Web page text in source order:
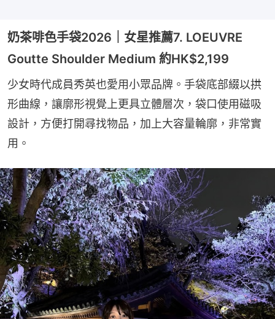
奶茶啡色手袋2026｜女星推薦7. LOEUVRE
Goutte Shoulder Medium 約HK$2,199
少女時代成員秀英也愛用小眾品牌。手袋底部綴以拱
形曲線，讓廓形視覺上更具立體層次，袋口使用磁吸
設計，方便打開尋找物品，加上大容量輪廓，非常實
用。